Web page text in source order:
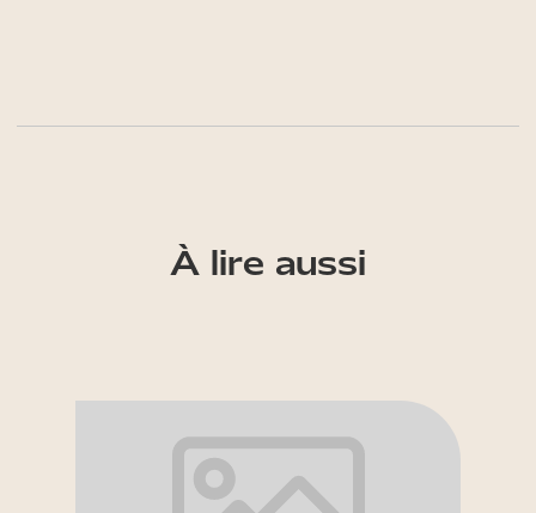
À lire aussi